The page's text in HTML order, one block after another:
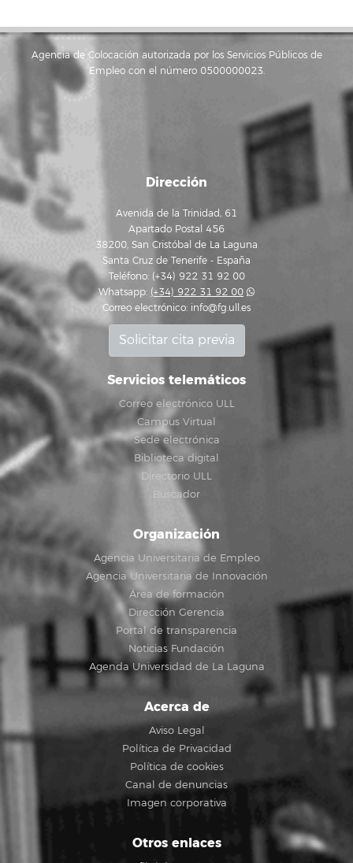
Agencia de Colocación autorizada por los Servicios Públicos de
Empleo con el número 0500000023.
Dirección
Avenida de la Trinidad, 61
Apartado Postal 456
38200, San Cristóbal de La Laguna
Santa Cruz de Tenerife - España
Teléfono: (+34) 922 31 92 00
Whatsapp: (+34) 922 31 92 00
Correo electrónico: info@fg.ull.es
Solicitar cita previa
Servicios telemáticos
Correo electrónico ULL
Campus Virtual
Sede electrónica
Biblioteca digital
Directorio ULL
Buscador
Organización
Agencia Universitaria de Empleo
Agencia Universitaria de Innovación
Área de formación
Dirección Gerencia
Portal de transparencia
Noticias Fundación
Agenda Universidad de La Laguna
Acerca de
Aviso Legal
Política de Privacidad
Política de cookies
Canal de denuncias
Imagen corporativa
Otros enlaces